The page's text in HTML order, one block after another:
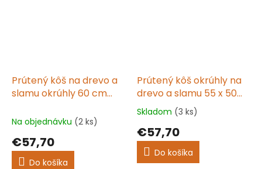
Prútený kôš na drevo a
slamu okrúhly 60 cm
Na objednávku (2 ks)
€57,70
Do košíka
Prútený kôš okrúhly na
drevo a slamu 55 x 50
cm
Priemerné
produktu
5,0
Skladom (3 ks)
€57,70
Do košíka